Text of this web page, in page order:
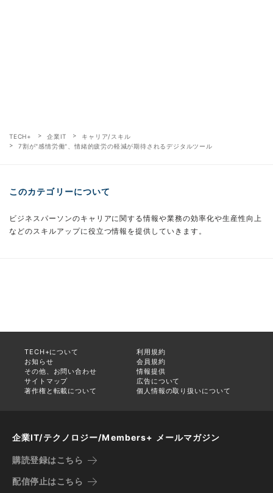
TECH+ 企業IT
キャリア/スキル
7割が"感情労働"、情緒的疲労の軽減が期待されるデジタルツール
このカテゴリーについて
ビジネスパーソンのキャリアに関する情報や業務の効率化や生産性向上
などのスキルアップに役立つ情報を提供していきます。
TECH+について
利用規約
お知らせ
会員規約
その他、お問い合わせ
情報提供
サイトマップ
広告について
著作権と転載について
個人情報の取り扱いについて
企業IT/テクノロジー/Members+ メールマガジン
購読登録はこちら
配信停止はこちら